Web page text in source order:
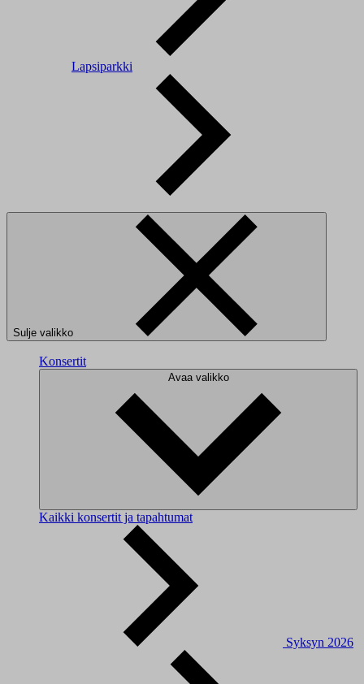
Lapsiparkki
Sulje valikko
Konsertit
Avaa valikko
Kaikki konsertit ja tapahtumat
Syksyn 2026